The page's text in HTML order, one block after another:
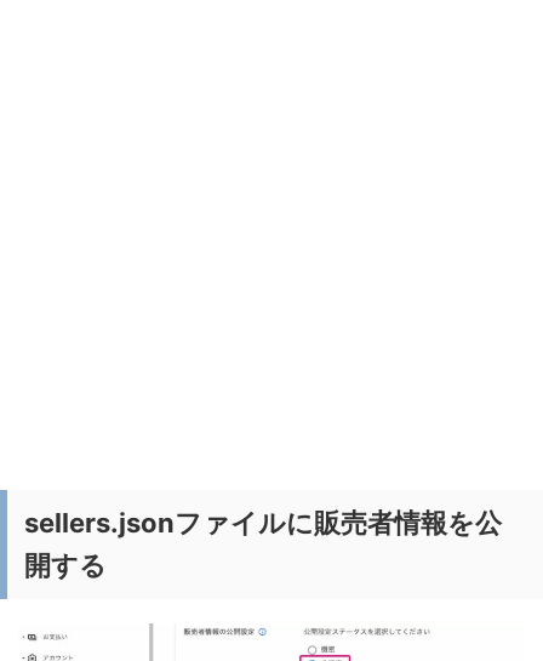
sellers.jsonファイルに販売者情報を公
開する